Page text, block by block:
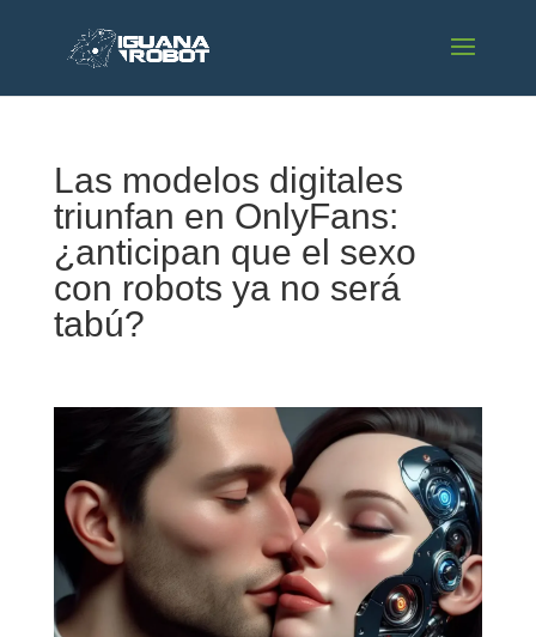
Las modelos digitales
triunfan en OnlyFans:
¿anticipan que el sexo
con robots ya no será
tabú?